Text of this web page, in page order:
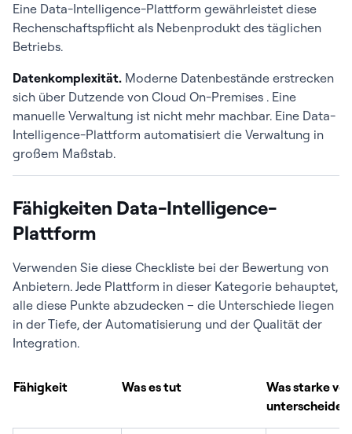
Eine Data-Intelligence-Plattform gewährleistet diese
Rechenschaftspflicht als Nebenprodukt des täglichen
Betriebs.
Datenkomplexität. Moderne Datenbestände erstrecken
sich über Dutzende von Cloud On-Premises . Eine
manuelle Verwaltung ist nicht mehr machbar. Eine Data-
Intelligence-Plattform automatisiert die Verwaltung in
großem Maßstab.
Fähigkeiten Data-Intelligence-
Plattform
Verwenden Sie diese Checkliste bei der Bewertung von
Anbietern. Jede Plattform in dieser Kategorie behauptet,
alle diese Punkte abzudecken – die Unterschiede liegen
in der Tiefe, der Automatisierung und der Qualität der
Integration.
Fähigkeit Was es tut
Was starke
unterscheidet